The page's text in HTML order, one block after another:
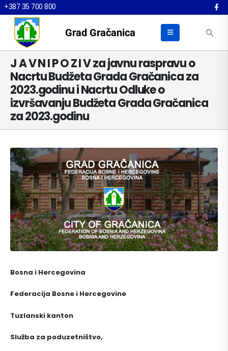
+387 35 700 800
Grad Gračanica
J A V N I P O Z I V za javnu raspravu o
Nacrtu Budžeta Grada Gračanica za
2023.godinu i Nacrtu Odluke o
izvršavanju Budžeta Grada Gračanica
za 2023.godinu
Bosna i Hercegovina
Federacija Bosne i Hercegovine
Tuzlanski kanton
Služba za poduzetništvo,